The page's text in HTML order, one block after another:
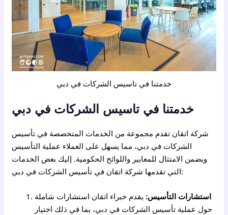
خدمتنا في تاسيس الشركات في دبي
خدمتنا في تاسيس الشركات في دبي
شركة اتقان تقدم مجموعة من الخدمات المتخصصة في تأسيس
الشركات في دبي، مما يسهل على العملاء عملية التأسيس
ويضمن الامتثال للمعايير واللوائح الحكومية. إليك بعض الخدمات
التي تقدمها شركة اتقان في تأسيس الشركات في دبي:
استشارات التأسيس: يقدم خبراء اتقان استشارات شاملة
حول عملية تأسيس الشركات في دبي، بما في ذلك اختيار